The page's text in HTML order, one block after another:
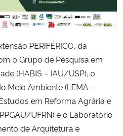
Direitos Humanos
PERIFÉRICO, da
o Grupo de Pesquisa em
(HABIS – IAU/USP), o
Meio Ambiente (LEMA –
em Reforma Agrária e
UFRN) e o Laboratório
de Arquitetura e